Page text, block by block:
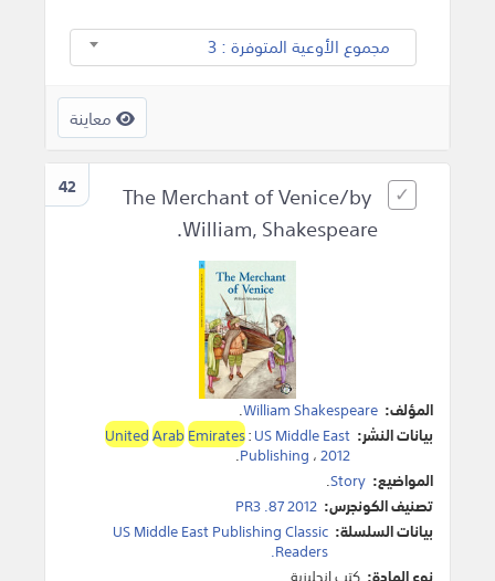
مجموع الأوعية المتوفرة : 3
معاينة
42
The Merchant of Venice/by
William, Shakespeare.
المؤلف: William Shakespeare
.
بيانات النشر:
UnitedArabEmirates:US Middle East
Publishing ،2012
.
المواضيع: Story
.
تصنيف الكونجرس: PR3 .87 2012
بيانات السلسلة: US Middle East Publishing Classic
Readers.
نوع المادة: كتب إنجليزية